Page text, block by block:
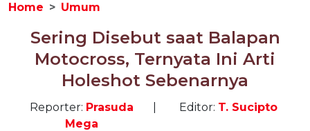
Home Umum
Sering Disebut saat Balapan
Motocross, Ternyata Ini Arti
Holeshot Sebenarnya
Reporter: Prasuda
Mega
Editor: T. Sucipto